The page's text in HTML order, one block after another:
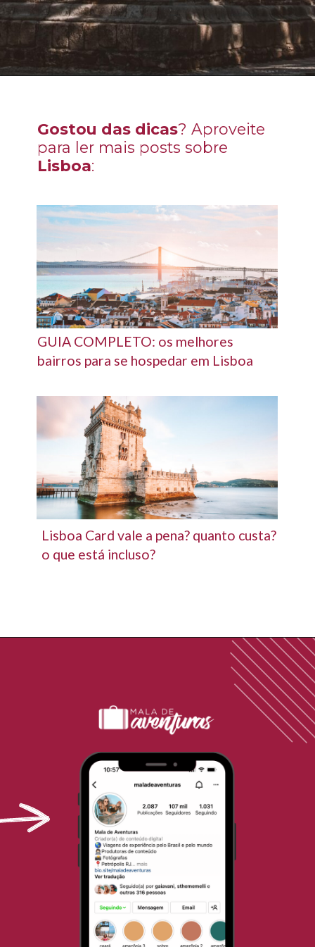
GUIA COMPLETO: os melhores
bairros para se hospedar em Lisboa
Lisboa Card vale a pena? quanto custa?
o que está incluso?
Gostou das dicas? Aproveite
para ler mais posts sobre
Lisboa: